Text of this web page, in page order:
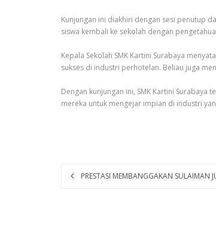
Kunjungan ini diakhiri dengan sesi penutup
siswa kembali ke sekolah dengan
Kepala Sekolah SMK Kartini Surabaya
sukses di industri perhotelan. Beliau juga
Dengan kunjungan ini, SMK Kartini
mereka untuk mengejar impian di industri
PRESTASI MEMBANGGAKAN SULAIMAN